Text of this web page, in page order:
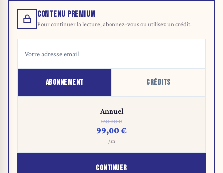
CONTENU PREMIUM
Pour continuer la lecture, abonnez-vous ou utilisez un crédit.
ABONNEMENT CRÉDITS
Annuel
120,00 €
99,00 €
/an
CONTINUER